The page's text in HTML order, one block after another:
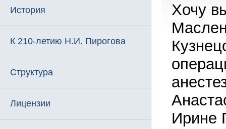
История
К 210-летию Н.И. Пирогова
Структура
Лицензии
Хочу
Ирине